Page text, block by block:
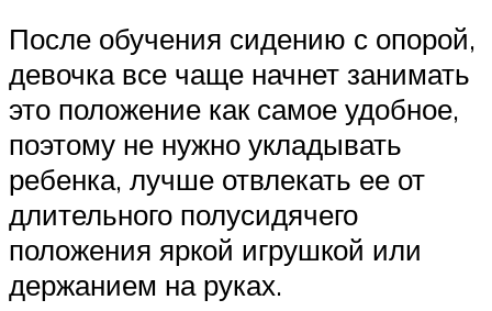
После обучения сидению с опорой,
девочка все чаще начнет занимать
это положение как самое удобное,
поэтому не нужно укладывать
ребенка, лучше отвлекать ее от
длительного полусидячего
положения яркой игрушкой или
держанием на руках.